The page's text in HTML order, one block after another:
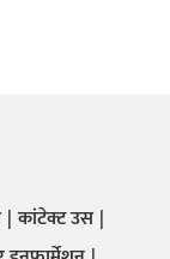
कांटेक्ट उस